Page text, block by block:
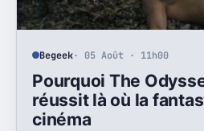
Begeek· 05 Août · 11h00
Pourquoi The
réussit là où la
cinéma